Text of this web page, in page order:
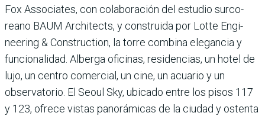
Fox Associates, con colabo­ración del estudio surco­
reano BAUM Architects, y construida por Lotte Engi­
neering & Construction, la torre combina elegancia y
funcionalidad. Alberga ofi­cinas, residencias, un hotel de
lujo, un centro comer­cial, un cine, un acuario y un
observatorio. El Seoul Sky, ubicado entre los pisos 117
y 123, ofrece vistas panorámi­cas de la ciudad y ostenta